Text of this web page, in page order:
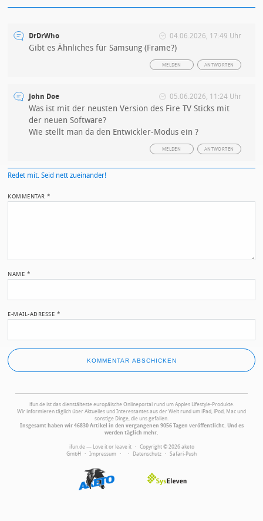
DrDrWho 04.06.2026, 17:49 Uhr
Gibt es Ähnliches für Samsung (Frame?)
ANTWORTEN
MELDEN
John Doe 05.06.2026, 11:24 Uhr
Was ist mit der neusten Version des Fire TV Sticks mit
der neuen Software?
Wie stellt man da den Entwickler-Modus ein ?
ANTWORTEN
MELDEN
Redet mit. Seid nett zueinander!
KOMMENTAR*
NAME *
E-MAIL-ADRESSE *
ifun.de ist das dienstälteste europäische Onlineportal rund um Apples Lifestyle-Produkte.
Wir informieren täglich über Aktuelles und Interessantes aus der Welt rund um iPad, iPod, Mac und
sonstige Dinge, die uns gefallen.
Insgesamt haben wir 46830 Artikel in den vergangenen 9056 Tagen veröffentlicht. Und es
werden täglich mehr.
ifun.de — Love it or leave it · Copyright © 2026 aketo
GmbH · Impressum · · Datenschutz · Safari-Push